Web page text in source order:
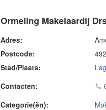
Ormeling Makelaardij
Adres:
Postcode:
Stad/Plaats:
Contacten:
Categorie(ën):